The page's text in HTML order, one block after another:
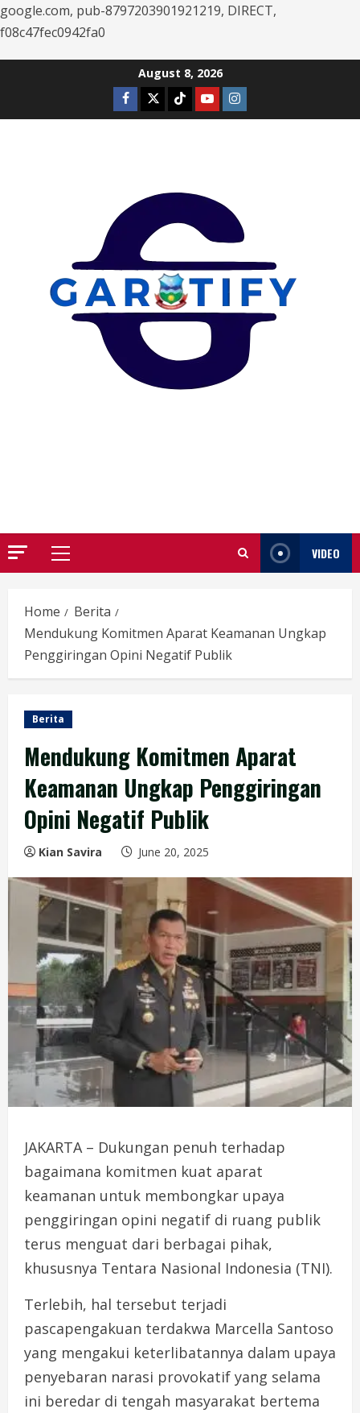
google.com, pub-8797203901921219, DIRECT,
f08c47fec0942fa0
August 8, 2026
Facebook
TwitterTiktokYoutubeInstagram
Primary
VIDEO
Home
Berita
Mendukung Komitmen Aparat Keamanan Ungkap
Penggiringan Opini Negatif Publik
Berita
Mendukung Komitmen Aparat
Keamanan Ungkap Penggiringan
Opini Negatif Publik
Kian Savira June 20, 2025
JAKARTA – Dukungan penuh terhadap
bagaimana komitmen kuat aparat
keamanan untuk membongkar upaya
penggiringan opini negatif di ruang publik
terus menguat dari berbagai pihak,
khususnya Tentara Nasional Indonesia (TNI).
Terlebih, hal tersebut terjadi
pascapengakuan terdakwa Marcella Santoso
yang mengakui keterlibatannya dalam upaya
penyebaran narasi provokatif yang selama
ini beredar di tengah masyarakat bertema